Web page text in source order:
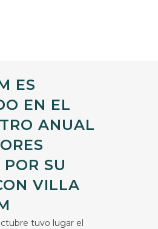
ES
EN EL
ANUAL
SU
VILLA
tuvo lugar el